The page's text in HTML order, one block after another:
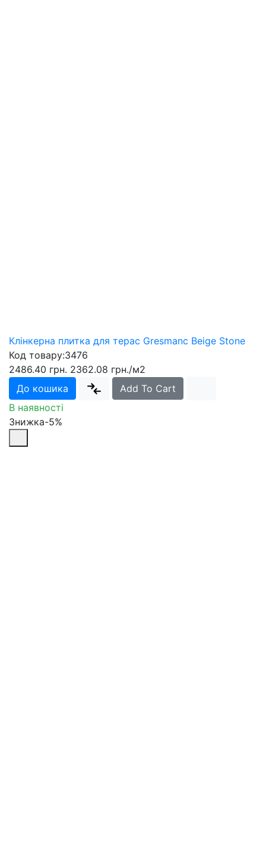
Клінкерна плитка для терас Gresmanc Beige Stone
Код товару:3476
2486.40 грн. 2362.08 грн./м2
До кошика
Add To Cart
В наявності
Знижка-5%